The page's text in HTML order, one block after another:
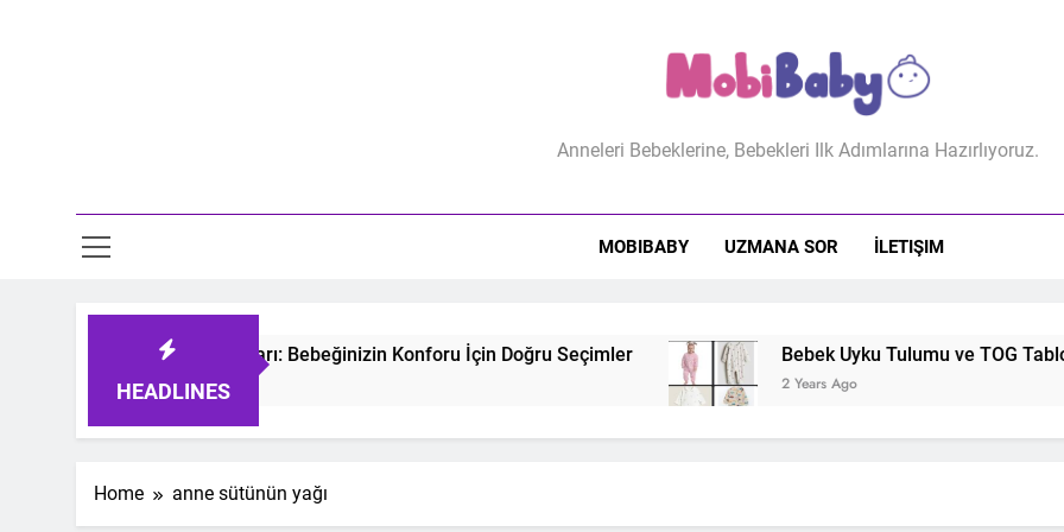
MobiBaby
Anneleri Bebeklerine, Bebekleri Ilk Adımlarına Hazırlıyoruz.
MOBIBABY UZMANA SOR İLETIŞIM
HEADLINES
Bebek Uyku Tulumları: Bebeğinizin Konforu İçin Doğru Seçimler Bebek Uyku Tulumu ve TOG
2 Years Ago
Home anne sütünün yağı